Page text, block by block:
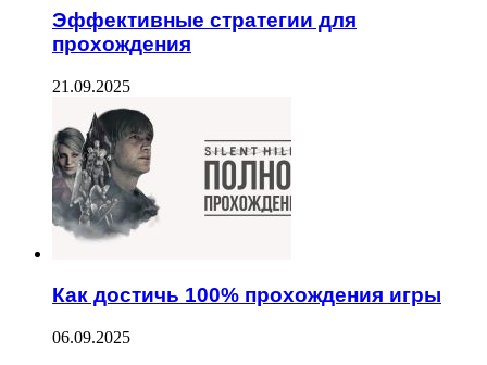
Эффективные стратегии для
прохождения
21.09.2025
Как достичь 100% прохождения игры
06.09.2025